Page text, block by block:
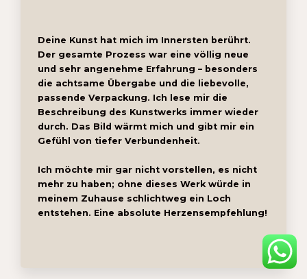
Deine Kunst hat mich im Innersten berührt.
Der gesamte Prozess war eine völlig neue
und sehr angenehme Erfahrung – besonders
die achtsame Übergabe und die liebevolle,
passende Verpackung. Ich lese mir die
Beschreibung des Kunstwerks immer wieder
durch. Das Bild wärmt mich und gibt mir ein
Gefühl von tiefer Verbundenheit.
Ich möchte mir gar nicht vorstellen, es nicht
mehr zu haben; ohne dieses Werk würde in
meinem Zuhause schlichtweg ein Loch
entstehen. Eine absolute Herzensempfehlung!